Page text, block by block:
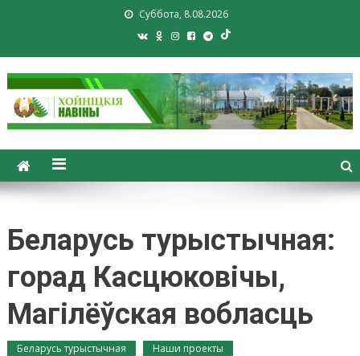
Суббота, 8.08.2026
Хойники. Хойнiцкiя навiны.
Новости Хойник. Районная
Беларусь турыстычная:
горад Касцюковічы,
Магілёўская вобласць
Беларусь турыстычная Наши проекты